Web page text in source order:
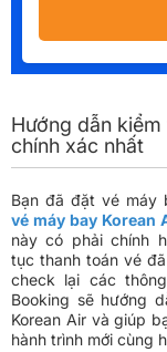
Hướng dẫn
chính xác nhất
Bạn đã đặt vé máy
vé máy bay Korean
này có phải chính
tục thanh toán vé
check lại các
Booking sẽ hướng
Korean Air và giúp
hành trình mới cùng